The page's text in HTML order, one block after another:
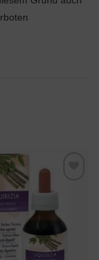
Zur
hinzufügen